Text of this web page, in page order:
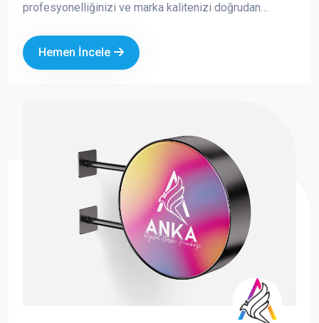
profesyonelliğinizi ve marka kalitenizi doğrudan
uygulamaları ile hazırlanan kartvizitler, firmanızın
prestijini artırır ve akılda kalıcılığını güçlendirir.
Hemen İncele